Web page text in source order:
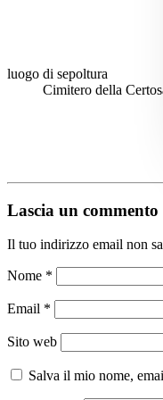
luogo di sepoltura
Cimitero della
Lascia un commento
Il tuo indirizzo email non
Nome *
Email *
Sito web
Salva il mio nome,